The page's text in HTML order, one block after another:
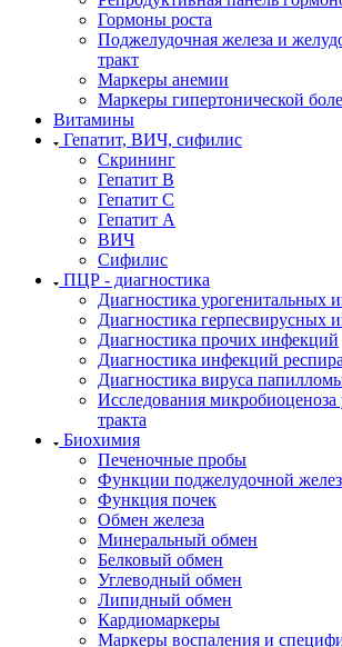
Гормоны роста
Поджелудочная железа и
тракт
Маркеры анемии
Маркеры гипертонической
Витамины
Гепатит, ВИЧ, сифилис
Скрининг
Гепатит В
Гепатит С
Гепатит А
ВИЧ
Сифилис
ПЦР - диагностика
Диагностика урогенитальных
Диагностика герпесвирусных
Диагностика прочих инфекций
Диагностика инфекций
Диагностика вируса
Исследования микробиоценоза
тракта
Биохимия
Печеночные пробы
Функции поджелудочной
Функция почек
Обмен железа
Минеральный обмен
Белковый обмен
Углеводный обмен
Липидный обмен
Кардиомаркеры
Маркеры воспаления и